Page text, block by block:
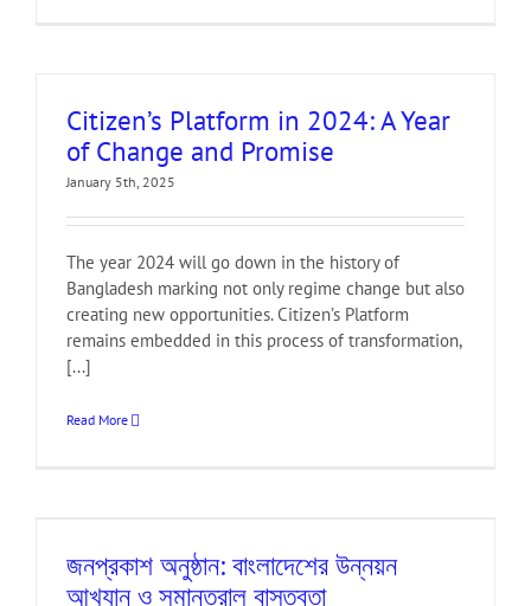
Citizen’s Platform in 2024: A Year
of Change and Promise
January 5th, 2025
The year 2024 will go down in the history of
Bangladesh marking not only regime change but also
creating new opportunities. Citizen’s Platform
remains embedded in this process of transformation,
[...]
Read More
জনপ্রকাশ অনুষ্ঠান: বাংলাদেশের উন্নয়ন
আখ্যান ও সমান্তরাল বাস্তবতা